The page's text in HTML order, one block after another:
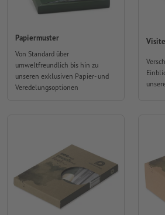
Papiermuster
Von Standard über
umweltfreundlich bis hin zu
unseren exklusiven Papier- und
Veredelungsoptionen